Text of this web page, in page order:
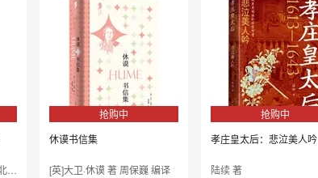
抢购中
休谟书信集
[英]大卫·休谟 著 周保巍 编译
抢购中
孝庄皇太后：悲泣美人吟
陆续 著